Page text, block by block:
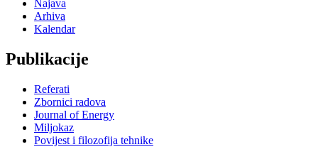
Najava
Arhiva
Kalendar
Publikacije
Referati
Zbornici radova
Journal of Energy
Miljokaz
Povijest i filozofija tehnike